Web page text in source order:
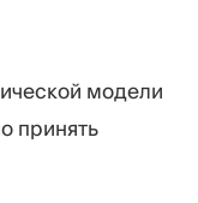
модели
принять